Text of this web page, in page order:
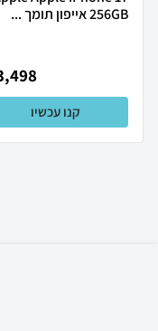
256GB אייפון תומך ...
קנו עכשיו